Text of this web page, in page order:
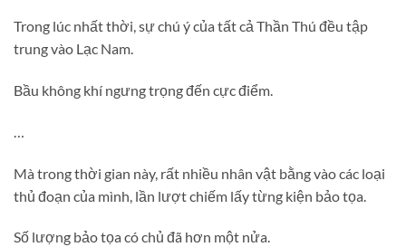
Trong lúc nhất thời, sự chú ý của tất cả Thần Thú đều tập
trung vào Lạc Nam.
Bầu không khí ngưng trọng đến cực điểm.
Mà trong thời gian này, rất nhiều nhân vật bằng vào các loại
thủ đoạn của mình, lần lượt chiếm lấy từng kiện bảo tọa.
Số lượng bảo tọa có chủ đã hơn một nửa.